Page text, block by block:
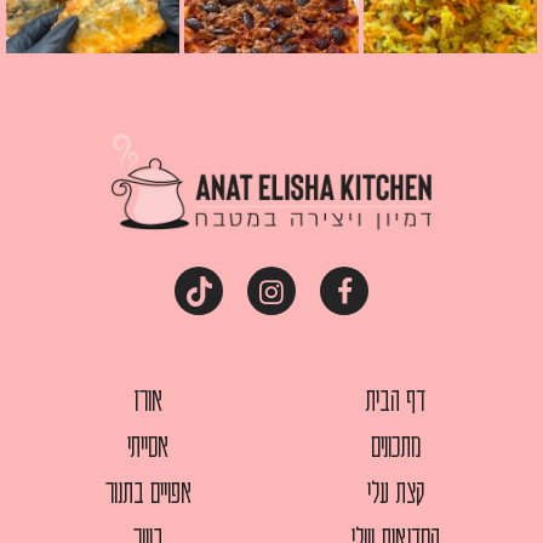
דף הבית
מתכונים
קצת עלי
אורז
אסייתי
אפויים בתנור